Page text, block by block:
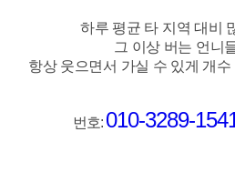
하루 평균 타 지역 대비
그 이상 버는 언니
항상 웃으면서 가실 수 있게 개수
번호: 010-3289-